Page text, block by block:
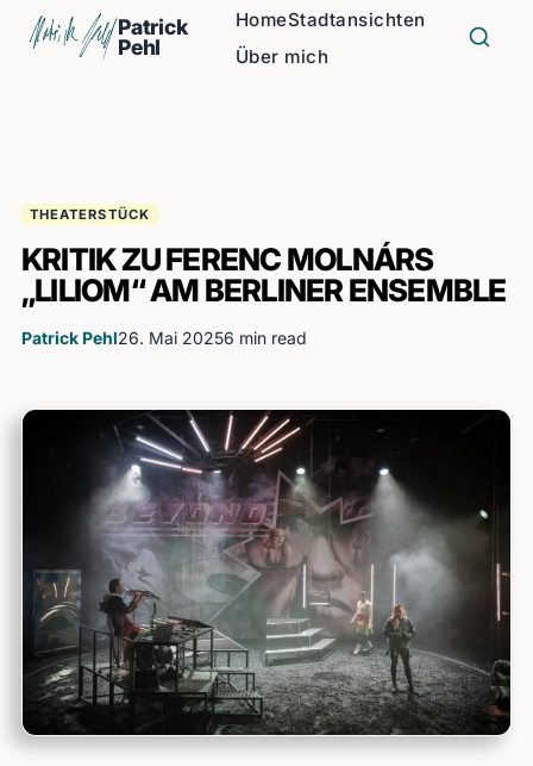
Patrick
Pehl
HomeStadtansichten
Über mich
THEATERSTÜCK
KRITIK ZU FERENC MOLNÁRS
„LILIOM“ AM BERLINER ENSEMBLE
Patrick Pehl26. Mai 20256 min read